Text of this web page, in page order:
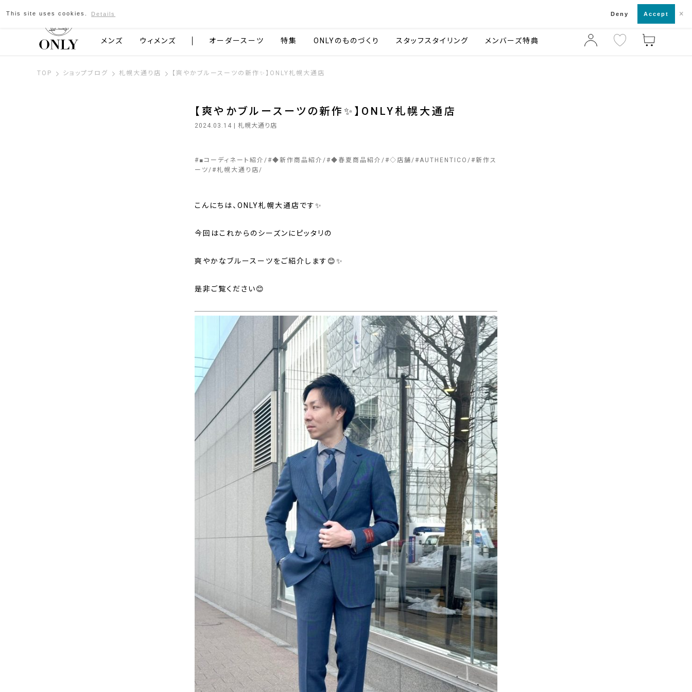
京都発のスーツブランド ONLY 店舗一覧・来店予約
メンズ ウィメンズ オーダースーツ 特集 ONLYのものづくり スタッフスタイリング メンバーズ特典
TOP ショップブログ 札幌大通り店 【爽やかブルースーツの新作✨】ONLY札幌大通店
【爽やかブルースーツの新作✨】ONLY札幌大通店
2024.03.14 | 札幌大通り店
#■コーディネート紹介 #◆新作商品紹介 #◆春夏商品紹介 #◇店舗 #AUTHENTICO #新作ス
ーツ
#札幌大通り店
こんにちは、ONLY札幌大通店です✨
今回はこれからのシーズンにピッタリの
爽やかなブルースーツをご紹介します😊✨
是非ご覧ください😊
This site uses cookies. Details Deny Accept ×